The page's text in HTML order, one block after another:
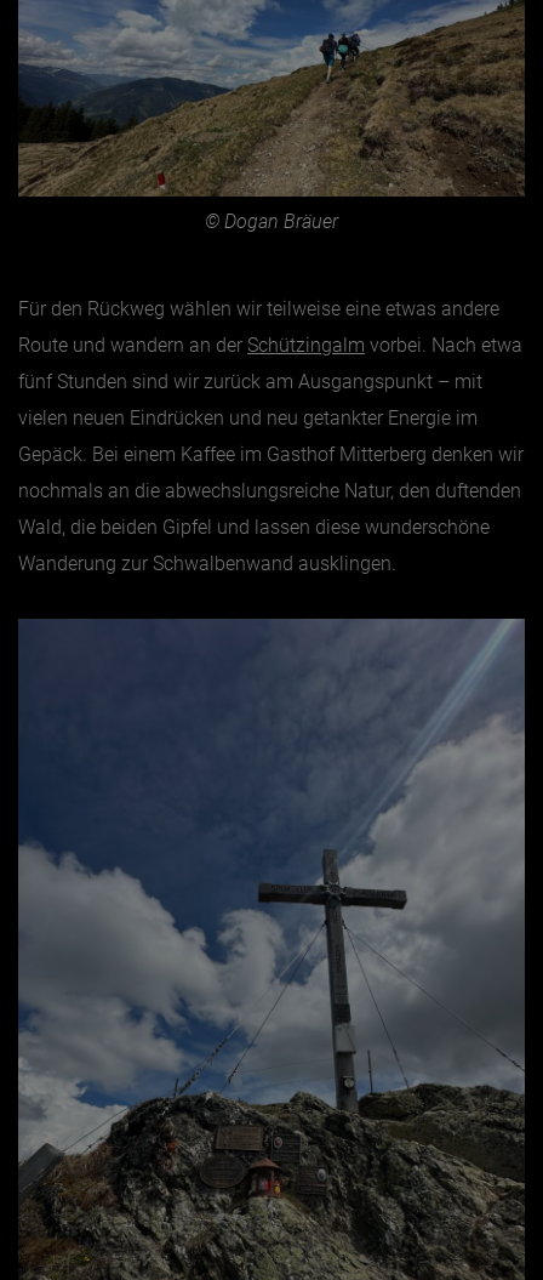
© Dogan Bräuer
Für den Rückweg wählen wir teilweise eine etwas andere
Route und wandern an der Schützingalm vorbei. Nach etwa
fünf Stunden sind wir zurück am Ausgangspunkt – mit
vielen neuen Eindrücken und neu getankter Energie im
Gepäck. Bei einem Kaffee im Gasthof Mitterberg denken wir
nochmals an die abwechslungsreiche Natur, den duftenden
Wald, die beiden Gipfel und lassen diese wunderschöne
Wanderung zur Schwalbenwand ausklingen.